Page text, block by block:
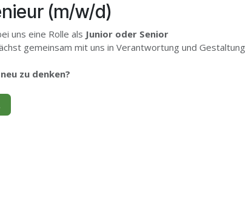
(m/w/d)
uns eine Rolle als Junior oder Senior
gemeinsam mit uns in Verantwortung und Gestaltung
zu denken?